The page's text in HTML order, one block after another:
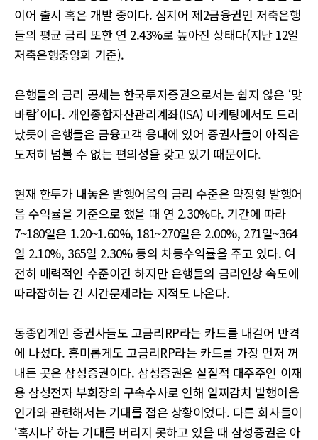
이어 출시 혹은 개발 중이다. 심지어 제2금융권인 저축은행
들의 평균 금리 또한 연 2.43%로 높아진 상태다(지난 12일
저축은행중앙회 기준).
은행들의 금리 공세는 한국투자증권으로서는 쉽지 않은 ‘맞
바람’이다. 개인종합자산관리계좌(ISA) 마케팅에서도 드러
났듯이 은행들은 금융고객 응대에 있어 증권사들이 아직은
도저히 넘볼 수 없는 편의성을 갖고 있기 때문이다.
현재 한투가 내놓은 발행어음의 금리 수준은 약정형 발행어
음 수익률을 기준으로 했을 때 연 2.30%다. 기간에 따라
7~180일은 1.20~1.60%, 181~270일은 2.00%, 271일~364
일 2.10%, 365일 2.30% 등의 차등수익률을 주고 있다. 여
전히 매력적인 수준이긴 하지만 은행들의 금리인상 속도에
따라잡히는 건 시간문제라는 지적도 나온다.
동종업계인 증권사들도 고금리RP라는 카드를 내걸어 반격
에 나섰다. 흥미롭게도 고금리RP라는 카드를 가장 먼저 꺼
내든 곳은 삼성증권이다. 삼성증권은 실질적 대주주인 이재
용 삼성전자 부회장의 구속수사로 인해 일찌감치 발행어음
인가와 관련해서는 기대를 접은 상황이었다. 다른 회사들이
‘혹시나’ 하는 기대를 버리지 못하고 있을 때 삼성증권은 아